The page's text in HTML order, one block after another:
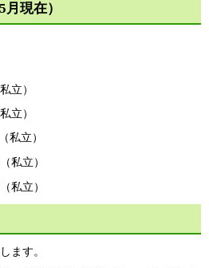
現在）
立）
立）
私立）
私立）​
私立）​
ます。